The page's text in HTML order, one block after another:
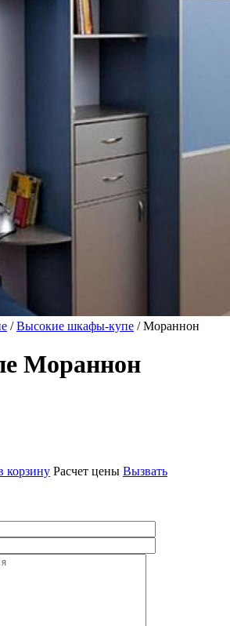
/Высокие шкафы-купе / Мораннон
Мораннон
корзину Расчет цены Вызвать